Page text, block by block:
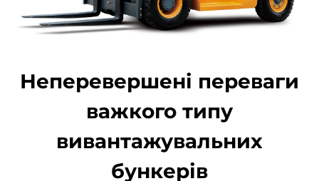
Неперевершені переваги
важкого типу
вивантажувальних
бункерів